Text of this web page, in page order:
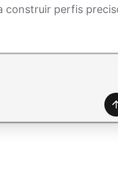
construir perfis